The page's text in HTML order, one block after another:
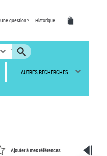
Une question ? Historique
AUTRES RECHERCHES
Ajouter à mes références